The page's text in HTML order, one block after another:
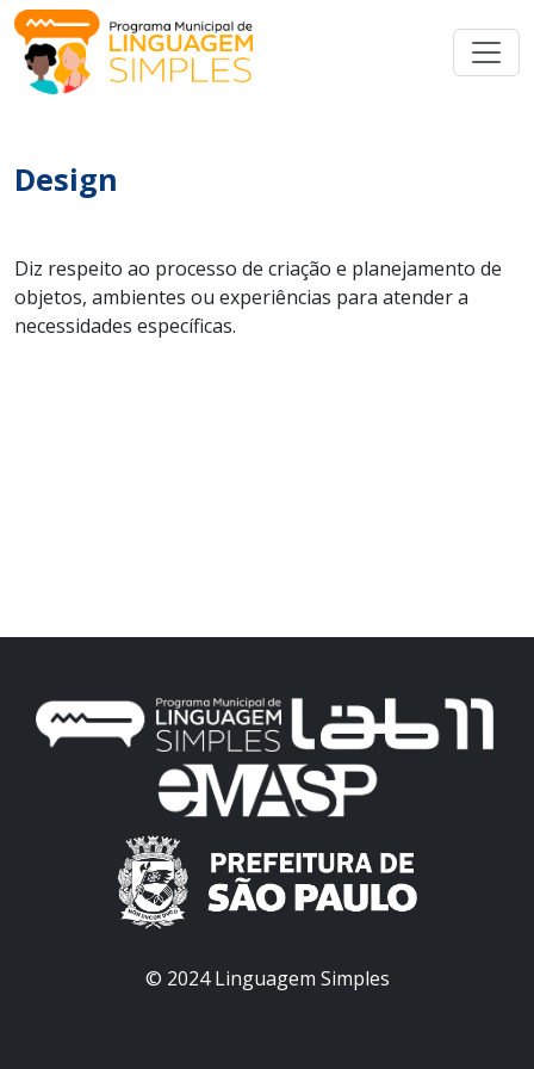
Design
Diz respeito ao processo de criação e planejamento de
objetos, ambientes ou experiências para atender a
necessidades específicas.
© 2024 Linguagem Simples